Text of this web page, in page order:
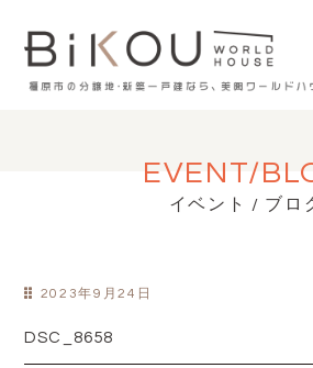
EVENT/
イベント / ブロ
2023年9月24日
DSC_8658